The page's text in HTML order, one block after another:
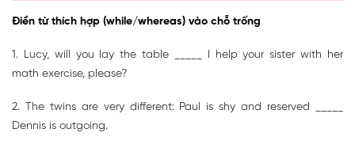
Điền từ thích hợp (while/whereas) vào chỗ trống
1. Lucy, will you lay the table _____ I help your sister with her
math exercise, please?
2. The twins are very different: Paul is shy and reserved _____
Dennis is outgoing.